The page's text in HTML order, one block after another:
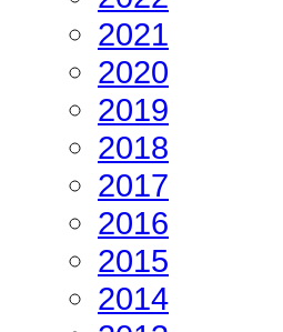
2021
2020
2019
2018
2017
2016
2015
2014